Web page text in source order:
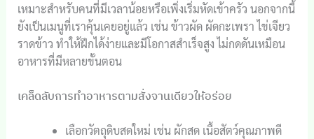
เหมาะสำหรับคนที่มีเวลาน้อยหรือเพิ่งเริ่มหัดเข้าครัว นอกจากนี้
ยังเป็นเมนูที่เราคุ้นเคยอยู่แล้ว เช่น ข้าวผัด ผัดกะเพรา ไข่เจียว
ราดข้าว ทำให้ฝึกได้ง่ายและมีโอกาสสำเร็จสูง ไม่กดดันเหมือน
อาหารที่มีหลายขั้นตอน
เคล็ดลับการทำอาหารตามสั่งจานเดียวให้อร่อย
เลือกวัตถุดิบสดใหม่ เช่น ผักสด เนื้อสัตว์คุณภาพดี